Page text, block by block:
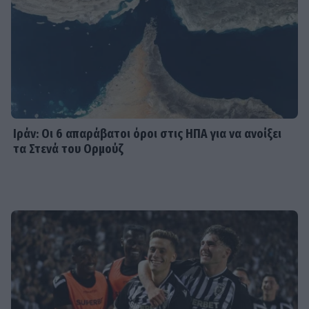
stylish εμφανίσεις & ένας
απολαυστικός Αύγουστος για Νίκα -
Ατύχημα στις διακοπές για τον Ιβάν
Σβιτάιλο – Η ακτινογραφία & το
μήνυμα: «Θα σηκωθώ πιο δυνατός»
Καινούργιου, Μαρία Βλάχου – Το
μήνυμα της παρουσιάστριας
SHOWBIZ
Λένα Παπαληγούρα για Άκη Πάντο:
Ιράν: Οι 6 απαράβατοι όροι στις ΗΠΑ για να ανοίξει
τα Στενά του Ορμούζ